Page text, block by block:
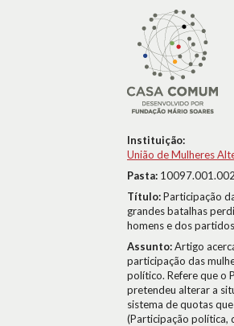
Instituição:
União de Mulheres
Pasta:
Título:Participação
grandes batalhas
homens e dos
Assunto:Artigo
participação das
político. Refere que o
pretendeu alterar a
sistema de quotas
(Participação política,